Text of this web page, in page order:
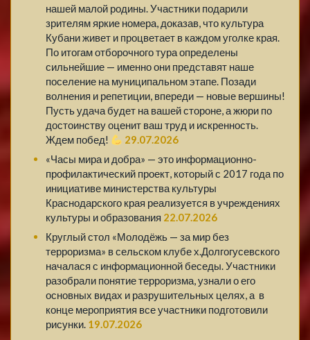
нашей малой родины. Участники подарили
зрителям яркие номера, доказав, что культура
Кубани живет и процветает в каждом уголке края.
По итогам отборочного тура определены
сильнейшие — именно они представят наше
поселение на муниципальном этапе. Позади
волнения и репетиции, впереди — новые вершины!
Пусть удача будет на вашей стороне, а жюри по
достоинству оценит ваш труд и искренность.
Ждем побед!
29.07.2026
«Часы мира и добра» — это информационно-
профилактический проект, который с 2017 года по
инициативе министерства культуры
Краснодарского края реализуется в учреждениях
культуры и образования 22.07.2026
Круглый стол «Молодёжь — за мир без
терроризма» в сельском клубе х.Долгогусевского
началася с информационной беседы. Участники
разобрали понятие терроризма, узнали о его
основных видах и разрушительных целях, а в
конце мероприятия все участники подготовили
рисунки. 19.07.2026